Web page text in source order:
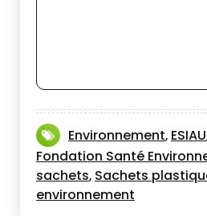
Environnement, ESIAU
Fondation Santé
sachets, Sachets
environnement